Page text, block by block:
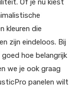
kleuren die
zijn eindeloos. Bij
hoe belangrijk
we je ook graag
panelen wilt